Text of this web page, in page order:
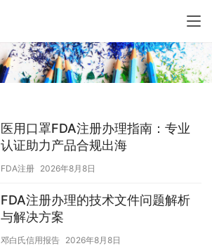
医用口罩FDA注册办理指南：专业
认证助力产品合规出海
FDA注册 2026年8月8日
FDA注册办理的技术文件问题解析
与解决方案
邓白氏信用报告 2026年8月8日